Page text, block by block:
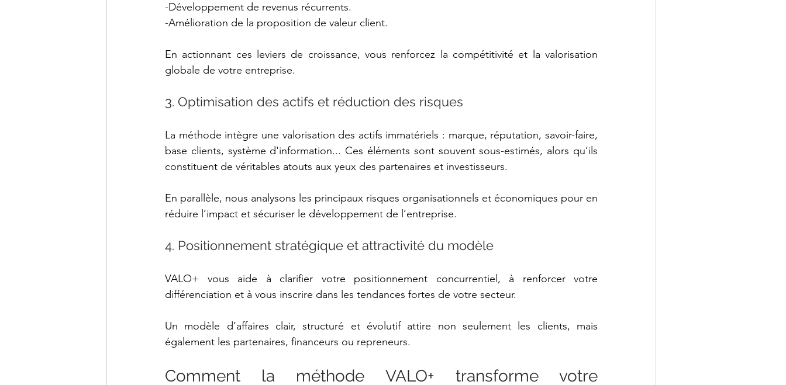
-Développement de revenus récurrents.
-Amélioration de la proposition de valeur client.
En actionnant ces leviers de croissance, vous renforcez la compétitivité et la valorisation
globale de votre entreprise.
3. Optimisation des actifs et réduction des risques
La méthode intègre une valorisation des actifs immatériels : marque, réputation, savoir-faire,
base clients, système d'information... Ces éléments sont souvent sous-estimés, alors qu’ils
constituent de véritables atouts aux yeux des partenaires et investisseurs.
En parallèle, nous analysons les principaux risques organisationnels et économiques pour en
réduire l’impact et sécuriser le développement de l’entreprise.
4. Positionnement stratégique et attractivité du modèle
VALO+ vous aide à clarifier votre positionnement concurrentiel, à renforcer votre
différenciation et à vous inscrire dans les tendances fortes de votre secteur.
Un modèle d’affaires clair, structuré et évolutif attire non seulement les clients, mais
également les partenaires, financeurs ou repreneurs.
Comment la méthode VALO+ transforme votre